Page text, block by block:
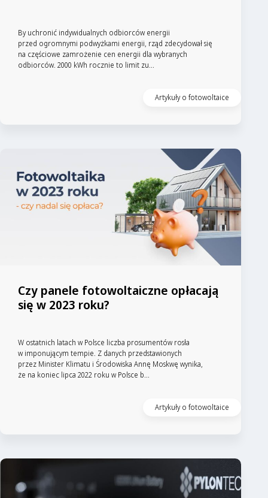
By uchronić indywidualnych odbiorców energii
przed ogromnymi podwyżkami energii, rząd zdecydował się
na częściowe zamrożenie cen energii dla wybranych
odbiorców. 2000 kWh rocznie to limit zu...
Artykuły o fotowoltaice
Czy panele fotowoltaiczne opłacają
się w 2023 roku?
W ostatnich latach w Polsce liczba prosumentów rosła
w imponującym tempie. Z danych przedstawionych
przez Minister Klimatu i Środowiska Annę Moskwę wynika,
że na koniec lipca 2022 roku w Polsce b...
Artykuły o fotowoltaice